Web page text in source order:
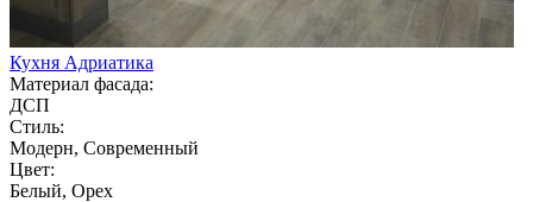
Кухня Адриатика
Материал фасада:
ДСП
Стиль:
Модерн, Современный
Цвет:
Белый, Орех